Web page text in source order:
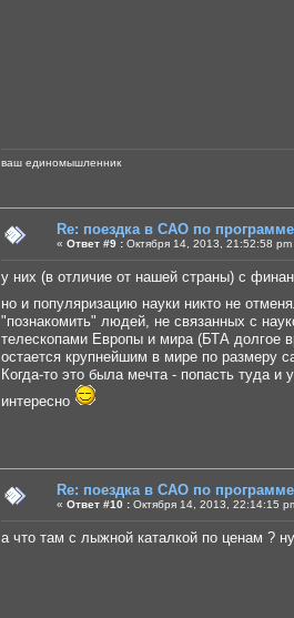
ваш единомышленник
Re: поездка в САО по
« Ответ #9 : Октября 14, 2013, 21:52:58 pm
у них (в отличие от нашей страны) с
но и популяризацию науки никто не
"познакомить" людей, не связанных с
телескопами Европы и мира (БТА долгое
остается крупнейшим в мире по размеру
Когда-то это была мечта - попасть туда и
интересно
Re: поездка в САО по
« Ответ #10 : Октября 14, 2013, 22:14:15
а что там с лыжной каталкой по ценам ?